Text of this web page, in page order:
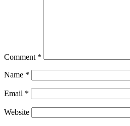
Comment *
Name *
Email *
Website